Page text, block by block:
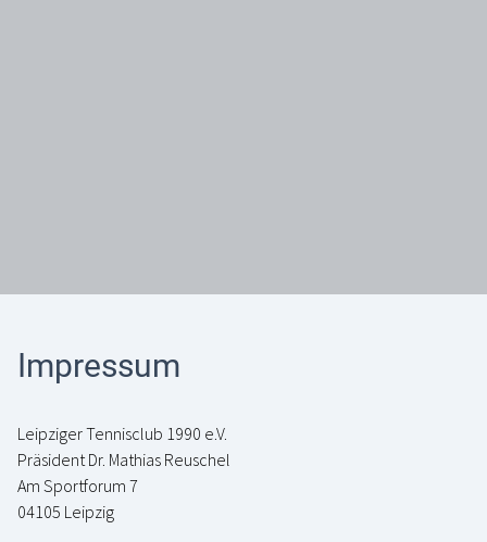
Impressum
Leipziger Tennisclub 1990 e.V.
Präsident Dr. Mathias Reuschel
Am Sportforum 7
04105 Leipzig